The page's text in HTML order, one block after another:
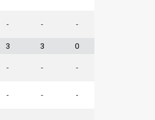
- - -
3 3 0
- - -
- - -